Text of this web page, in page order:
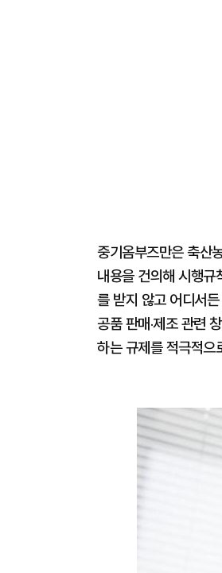
중기옴부즈만은 축산
내용을 건의해 시행규
를 받지 않고 어디서
공품 판매‧제조 관련
하는 규제를 적극적으